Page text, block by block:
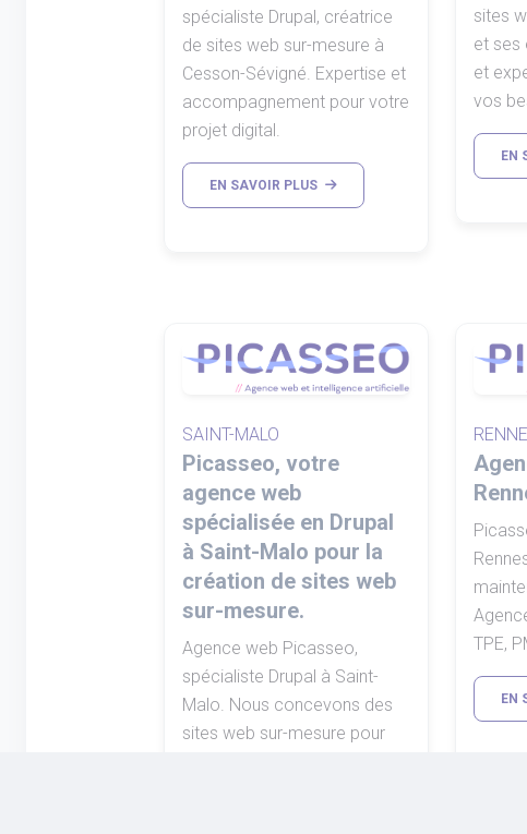
spécialiste Drupal, créatrice
de sites web sur-mesure à
Cesson-Sévigné. Expertise et
accompagnement pour votre
projet digital.
EN SAVOIR PLUS
sites
et ses
et
vos
EN
SAINT-MALO
Picasseo, votre
agence web
spécialisée en Drupal
à Saint-Malo pour la
création de sites web
sur-mesure.
Agence web Picasseo,
spécialiste Drupal à Saint-
Malo. Nous concevons des
sites web sur-mesure pour
TPE,
EN